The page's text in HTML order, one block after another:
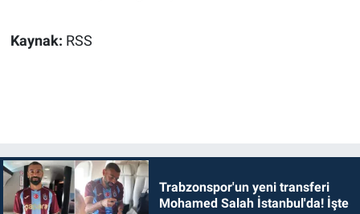
Kaynak: RSS
Trabzonspor'un yeni transferi
Mohamed Salah İstanbul'da! İşte